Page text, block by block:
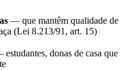
— que mantêm qualidade de
(Lei 8.213/91, art. 15)
donas de casa que